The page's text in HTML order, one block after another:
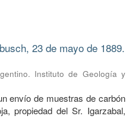
23 de mayo de 1889.
Instituto de Geología y
envío de muestras de carbón
propiedad del Sr. Igarzabal,